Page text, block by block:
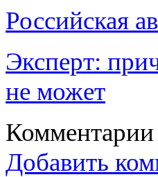
Российская
Эксперт:
не может
Комментарии
Добавить